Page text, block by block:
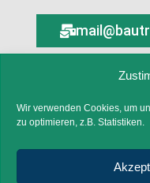
Wir verwenden Cookies, um
zu optimieren, z.B. Statistiken.
Ein Partner im
Copyright 2026 ©
Lumentree-Portal -